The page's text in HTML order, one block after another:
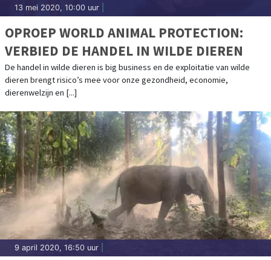
13 mei 2020, 10:00 uur
OPROEP WORLD ANIMAL PROTECTION:
VERBIED DE HANDEL IN WILDE DIEREN
De handel in wilde dieren is big business en de exploitatie van wilde
dieren brengt risico’s mee voor onze gezondheid, economie,
dierenwelzijn en [...]
9 april 2020, 16:50 uur